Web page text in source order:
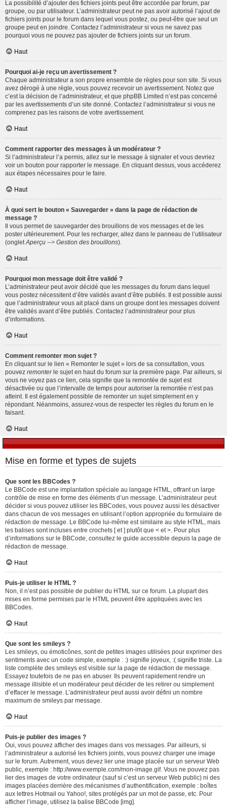
La possibilité d’ajouter des fichiers joints peut être accordée par forum, par
groupe, ou par utilisateur. L’administrateur peut ne pas avoir autorisé l’ajout de
fichiers joints pour le forum dans lequel vous postez, ou peut-être que seul un
groupe peut en joindre. Contactez l’administrateur si vous ne savez pas
pourquoi vous ne pouvez pas ajouter de fichiers joints sur un forum.
Haut
Pourquoi ai-je reçu un avertissement ?
Chaque administrateur a son propre ensemble de règles pour son site. Si vous
avez dérogé à une règle, vous pouvez recevoir un avertissement. Notez que
c’est la décision de l’administrateur, et que phpBB Limited n’est pas concerné
par les avertissements d’un site donné. Contactez l’administrateur si vous ne
comprenez pas les raisons de votre avertissement.
Haut
Comment rapporter des messages à un modérateur ?
Si l’administrateur l’a permis, allez sur le message à signaler et vous devriez
voir un bouton pour rapporter le message. En cliquant dessus, vous accéderez
aux étapes nécessaires pour le faire.
Haut
À quoi sert le bouton « Sauvegarder » dans la page de rédaction de
message ?
Il vous permet de sauvegarder des brouillons de vos messages et de les
poster ultérieurement. Pour les recharger, allez dans le panneau de l’utilisateur
(onglet Aperçu --> Gestion des brouillons).
Haut
Pourquoi mon message doit être validé ?
L’administrateur peut avoir décidé que les messages du forum dans lequel
vous postez nécessitent d’être validés avant d’être publiés. Il est possible aussi
que l’administrateur vous ait placé dans un groupe dont les messages doivent
être validés avant d’être publiés. Contactez l’administrateur pour plus
d’informations.
Haut
Comment remonter mon sujet ?
En cliquant sur le lien « Remonter le sujet » lors de sa consultation, vous
pouvez remonterle sujet en haut du forum sur la première page. Par ailleurs, si
vous ne voyez pas ce lien, cela signifie que la remontée de sujet est
désactivée ou que l’intervalle de temps pour autoriser la remontée n’est pas
atteint. Il est également possible de remonter un sujet simplement en y
répondant. Néanmoins, assurez-vous de respecter les règles du forum en le
faisant.
Haut
Mise en forme et types de sujets
Que sont les BBCodes ?
Le BBCode est une implantation spéciale au langage HTML, offrant un large
contrôle de mise en forme des éléments d’un message. L’administrateur peut
décider si vous pouvez utiliser les BBCodes, vous pouvez aussi les désactiver
dans chacun de vos messages en utilisant l’option appropriée du formulaire de
rédaction de message. Le BBCode lui-même est similaire au style HTML, mais
les balises sont incluses entre crochets [ et ] plutôt que < et >. Pour plus
d’informations sur le BBCode, consultez le guide accessible depuis la page de
rédaction de message.
Haut
Puis-je utiliser le HTML ?
Non, il n’est pas possible de publier du HTML sur ce forum. La plupart des
mises en forme permises par le HTML peuvent être appliquées avec les
BBCodes.
Haut
Que sont les smileys ?
Les smileys, ou émoticônes, sont de petites images utilisées pour exprimer des
sentiments avec un code simple, exemple : :) signifie joyeux, :( signifie triste. La
liste complète des smileys est visible sur la page de rédaction de message.
Essayez toutefois de ne pas en abuser. Ils peuvent rapidement rendre un
message illisible et un modérateur peut décider de les retirer ou simplement
d’effacer le message. L’administrateur peut aussi avoir défini un nombre
maximum de smileys par message.
Haut
Puis-je publier des images ?
Oui, vous pouvez afficher des images dans vos messages. Par ailleurs, si
l’administrateur a autorisé les fichiers joints, vous pouvez charger une image
sur le forum. Autrement, vous devez lier une image placée sur un serveur Web
public, exemple : http://www.exemple.com/mon-image.gif. Vous ne pouvez pas
lier des images de votre ordinateur (sauf si c’est un serveur Web public) ni des
images placées derrière des mécanismes d’authentification, exemple : boîtes
aux lettres Hotmail ou Yahoo!, sites protégés par un mot de passe, etc. Pour
afficher l’image, utilisez la balise BBCode [img].